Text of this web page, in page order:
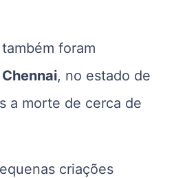
foram
Chennai, no estado de
a morte de cerca de
criações